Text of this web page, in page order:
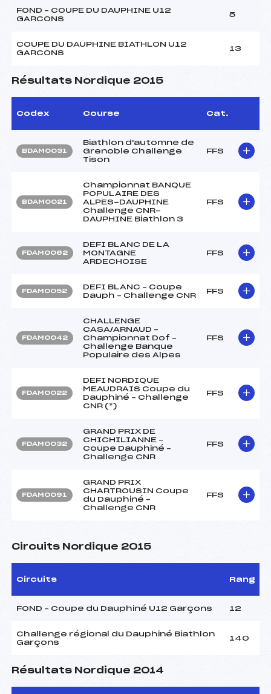
FOND – COUPE DU DAUPHINE U12
GARCONS
5
COUPE DU DAUPHINE BIATHLON U12
GARCONS
13
Résultats Nordique 2015
Codex Course Cat.
BDAM0031
Biathlon d'automne de
Grenoble Challenge
Tison
FFS
BDAM0021
Championnat BANQUE
POPULAIRE DES
ALPES-DAUPHINE
Challenge CNR-
DAUPHINE Biathlon 3
FFS
FDAM0062
DEFI BLANC DE LA
MONTAGNE
ARDECHOISE
FFS
FDAM0052
DEFI BLANC – Coupe
Dauph – Challenge CNR
FFS
FDAM0042
CHALLENGE
CASA/ARNAUD –
Championnat Dof –
Challenge Banque
Populaire des Alpes
FFS
FDAM0022
DEFI NORDIQUE
MEAUDRAIS Coupe du
Dauphiné – Challenge
CNR (*)
FFS
FDAM0032
GRAND PRIX DE
CHICHILIANNE –
Coupe Dauphiné –
Challenge CNR
FFS
FDAM0091
GRAND PRIX
CHARTROUSIN Coupe
du Dauphiné –
Challenge CNR
FFS
Circuits Nordique 2015
Circuits Rang
FOND – Coupe du Dauphiné U12 Garçons 12
Challenge régional du Dauphiné Biathlon
Garçons
140
Résultats Nordique 2014